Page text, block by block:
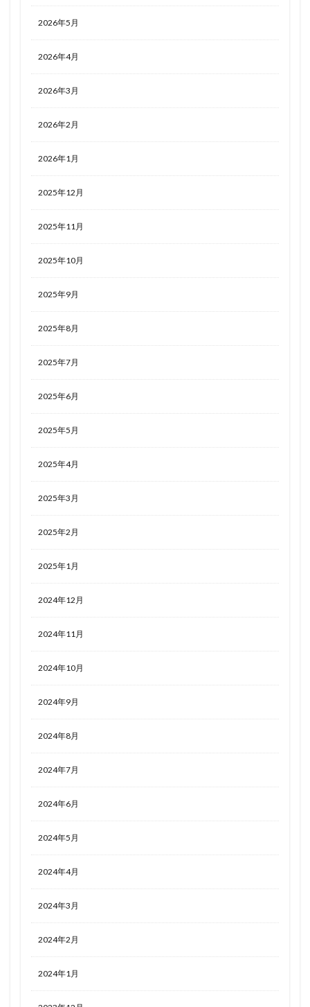
2026年5月
2026年4月
2026年3月
2026年2月
2026年1月
2025年12月
2025年11月
2025年10月
2025年9月
2025年8月
2025年7月
2025年6月
2025年5月
2025年4月
2025年3月
2025年2月
2025年1月
2024年12月
2024年11月
2024年10月
2024年9月
2024年8月
2024年7月
2024年6月
2024年5月
2024年4月
2024年3月
2024年2月
2024年1月